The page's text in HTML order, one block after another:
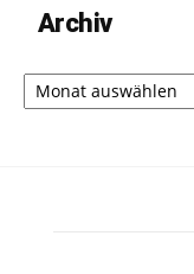
Archiv
Archiv